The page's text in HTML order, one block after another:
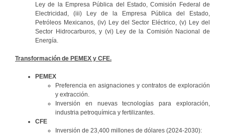
Ley de la Empresa Pública del Estado, Comisión Federal de
Electricidad, (iii) Ley de la Empresa Pública del Estado,
Petróleos Mexicanos, (iv) Ley del Sector Eléctrico, (v) Ley del
Sector Hidrocarburos, y (vi) Ley de la Comisión Nacional de
Energía.
Transformación de PEMEX y CFE.
PEMEX
Preferencia en asignaciones y contratos de exploración
y extracción.
Inversión en nuevas tecnologías para exploración,
industria petroquímica y fertilizantes.
CFE
Inversión de 23,400 millones de dólares (2024-2030):